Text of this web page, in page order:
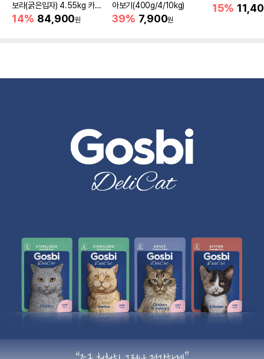
보라(굵은입자) 4.55kg 카사
바모래
14% 84,900원
아보기(400g/4/10kg)
39% 7,900원
15%